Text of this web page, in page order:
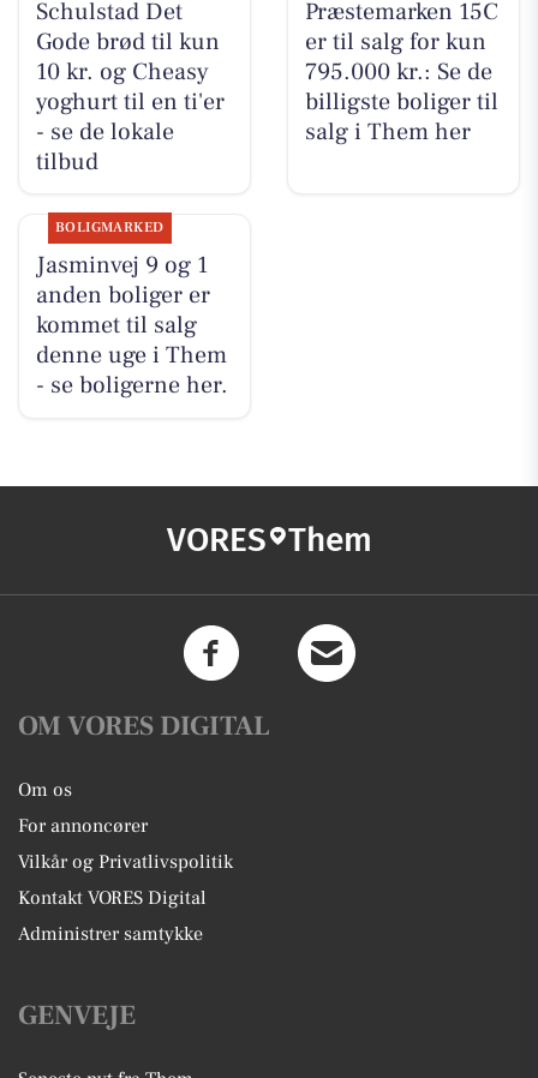
Schulstad Det
Gode brød til kun
10 kr. og Cheasy
yoghurt til en ti'er
- se de lokale
tilbud
Præstemarken 15C
er til salg for kun
795.000 kr.: Se de
billigste boliger til
salg i Them her
BOLIGMARKED
Jasminvej 9 og 1
anden boliger er
kommet til salg
denne uge i Them
- se boligerne her.
VORES Them
OM VORES DIGITAL
Om os
For annoncører
Vilkår og Privatlivspolitik
Kontakt VORES Digital
Administrer samtykke
GENVEJE